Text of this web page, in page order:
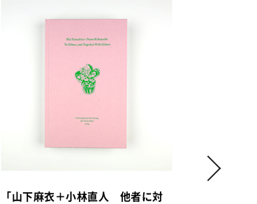
「山下麻衣＋小林直人 他者に対